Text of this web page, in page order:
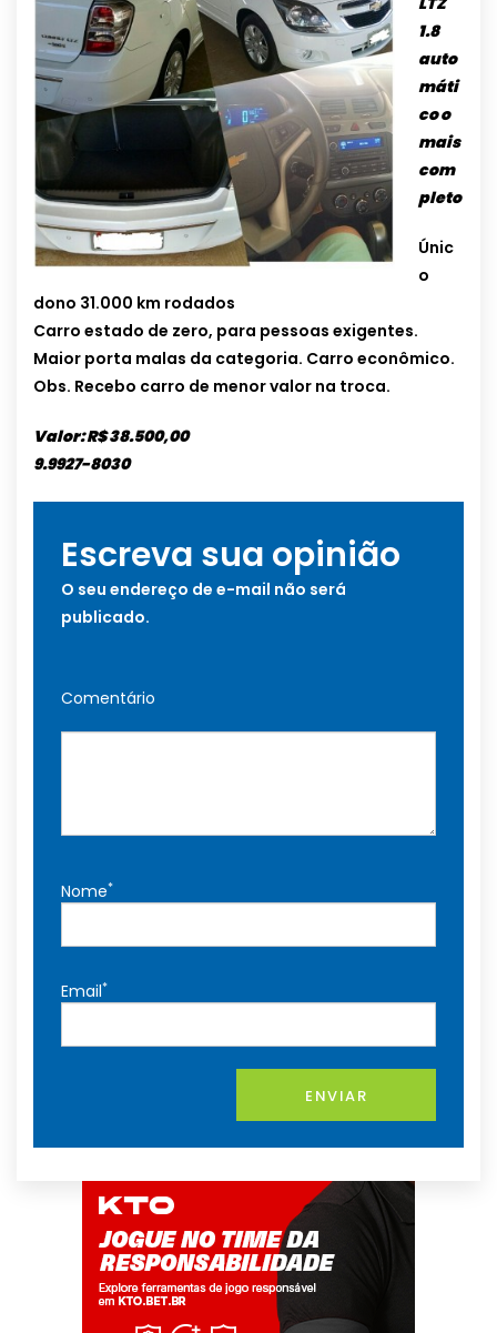
1.8
auto
máti
co o
mais
com
pleto
Únic
o
dono 31.000 km rodados
Carro estado de zero, para pessoas exigentes.
Maior porta malas da categoria. Carro econômico.
Obs. Recebo carro de menor valor na troca.
Valor: R$ 38.500,00
9.9927-8030
Escreva sua opinião
O seu endereço de e-mail não será
publicado.
Comentário
Nome*
Email*
ENVIAR